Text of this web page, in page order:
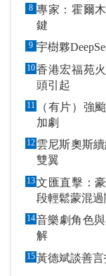
8 專家：霍爾
鍵
9 宇樹夥
10香港宏福苑
頭引起
11
（有片）強
加劇
12 雲尼斯奧斯續約兼
雙翼
13文匯直擊：
段輕鬆蒙混過
14音樂劇角色與人生深度
解
15黃德斌談善